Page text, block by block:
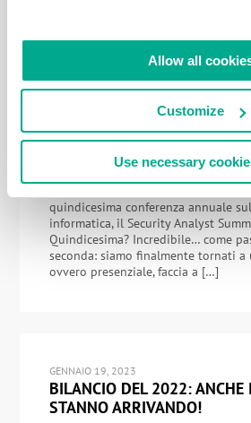
Allow all
Customize
Use necessary
I VERTICI DI INFOSEC: DI
QUESTA VOLTA DI PERSONA!
Trombe, rullo di tamburi, applausi,
Ecco due fantastiche notizie per voi:
quindicesima conferenza annuale
informatica, il Security Analyst
Quindicesima? Incredibile… come
seconda: siamo finalmente tornati
ovvero presenziale, faccia a […]
GENNAIO 19, 2023
BILANCIO DEL 2022: ANCHE
STANNO ARRIVANDO!